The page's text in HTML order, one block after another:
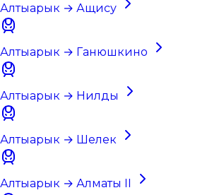
Алтыарык → Ащису
Алтыарык → Ганюшкино
Алтыарык → Нилды
Алтыарык → Шелек
Алтыарык → Алматы II